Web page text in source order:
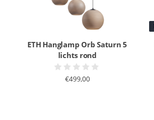
ETH Hanglamp Orb Saturn 5
lichts rond
€499,00